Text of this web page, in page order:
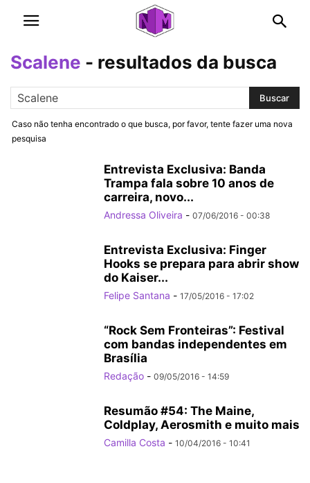
Scalene - resultados da busca
Caso não tenha encontrado o que busca, por favor, tente fazer uma nova
pesquisa
Entrevista Exclusiva: Banda
Trampa fala sobre 10 anos de
carreira, novo...
Andressa Oliveira - 07/06/2016 - 00:38
Entrevista Exclusiva: Finger
Hooks se prepara para abrir show
do Kaiser...
Felipe Santana - 17/05/2016 - 17:02
“Rock Sem Fronteiras”: Festival
com bandas independentes em
Brasília
Redação - 09/05/2016 - 14:59
Resumão #54: The Maine,
Coldplay, Aerosmith e muito mais
Camilla Costa - 10/04/2016 - 10:41